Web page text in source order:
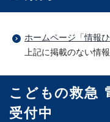
ホームページ「情報
上記に掲載のない情
こどもの救急
受付中